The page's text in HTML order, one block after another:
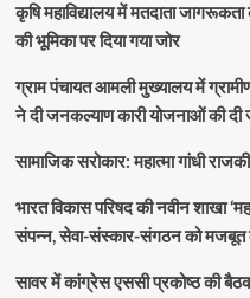
कृषि महाविद्यालय में मतदाता
की भूमिका पर दिया गया जोर
ग्राम पंचायत आमली मुख्यालय में
ने दी जनकल्याण कारी योजनाओं की दी
सामाजिक सरोकार: महात्मा गांधी
भारत विकास परिषद की नवीन शाखा
संपन्न, सेवा-संस्कार-संगठन को मजबूत
सावर में कांग्रेस एससी प्रकोष्ठ की